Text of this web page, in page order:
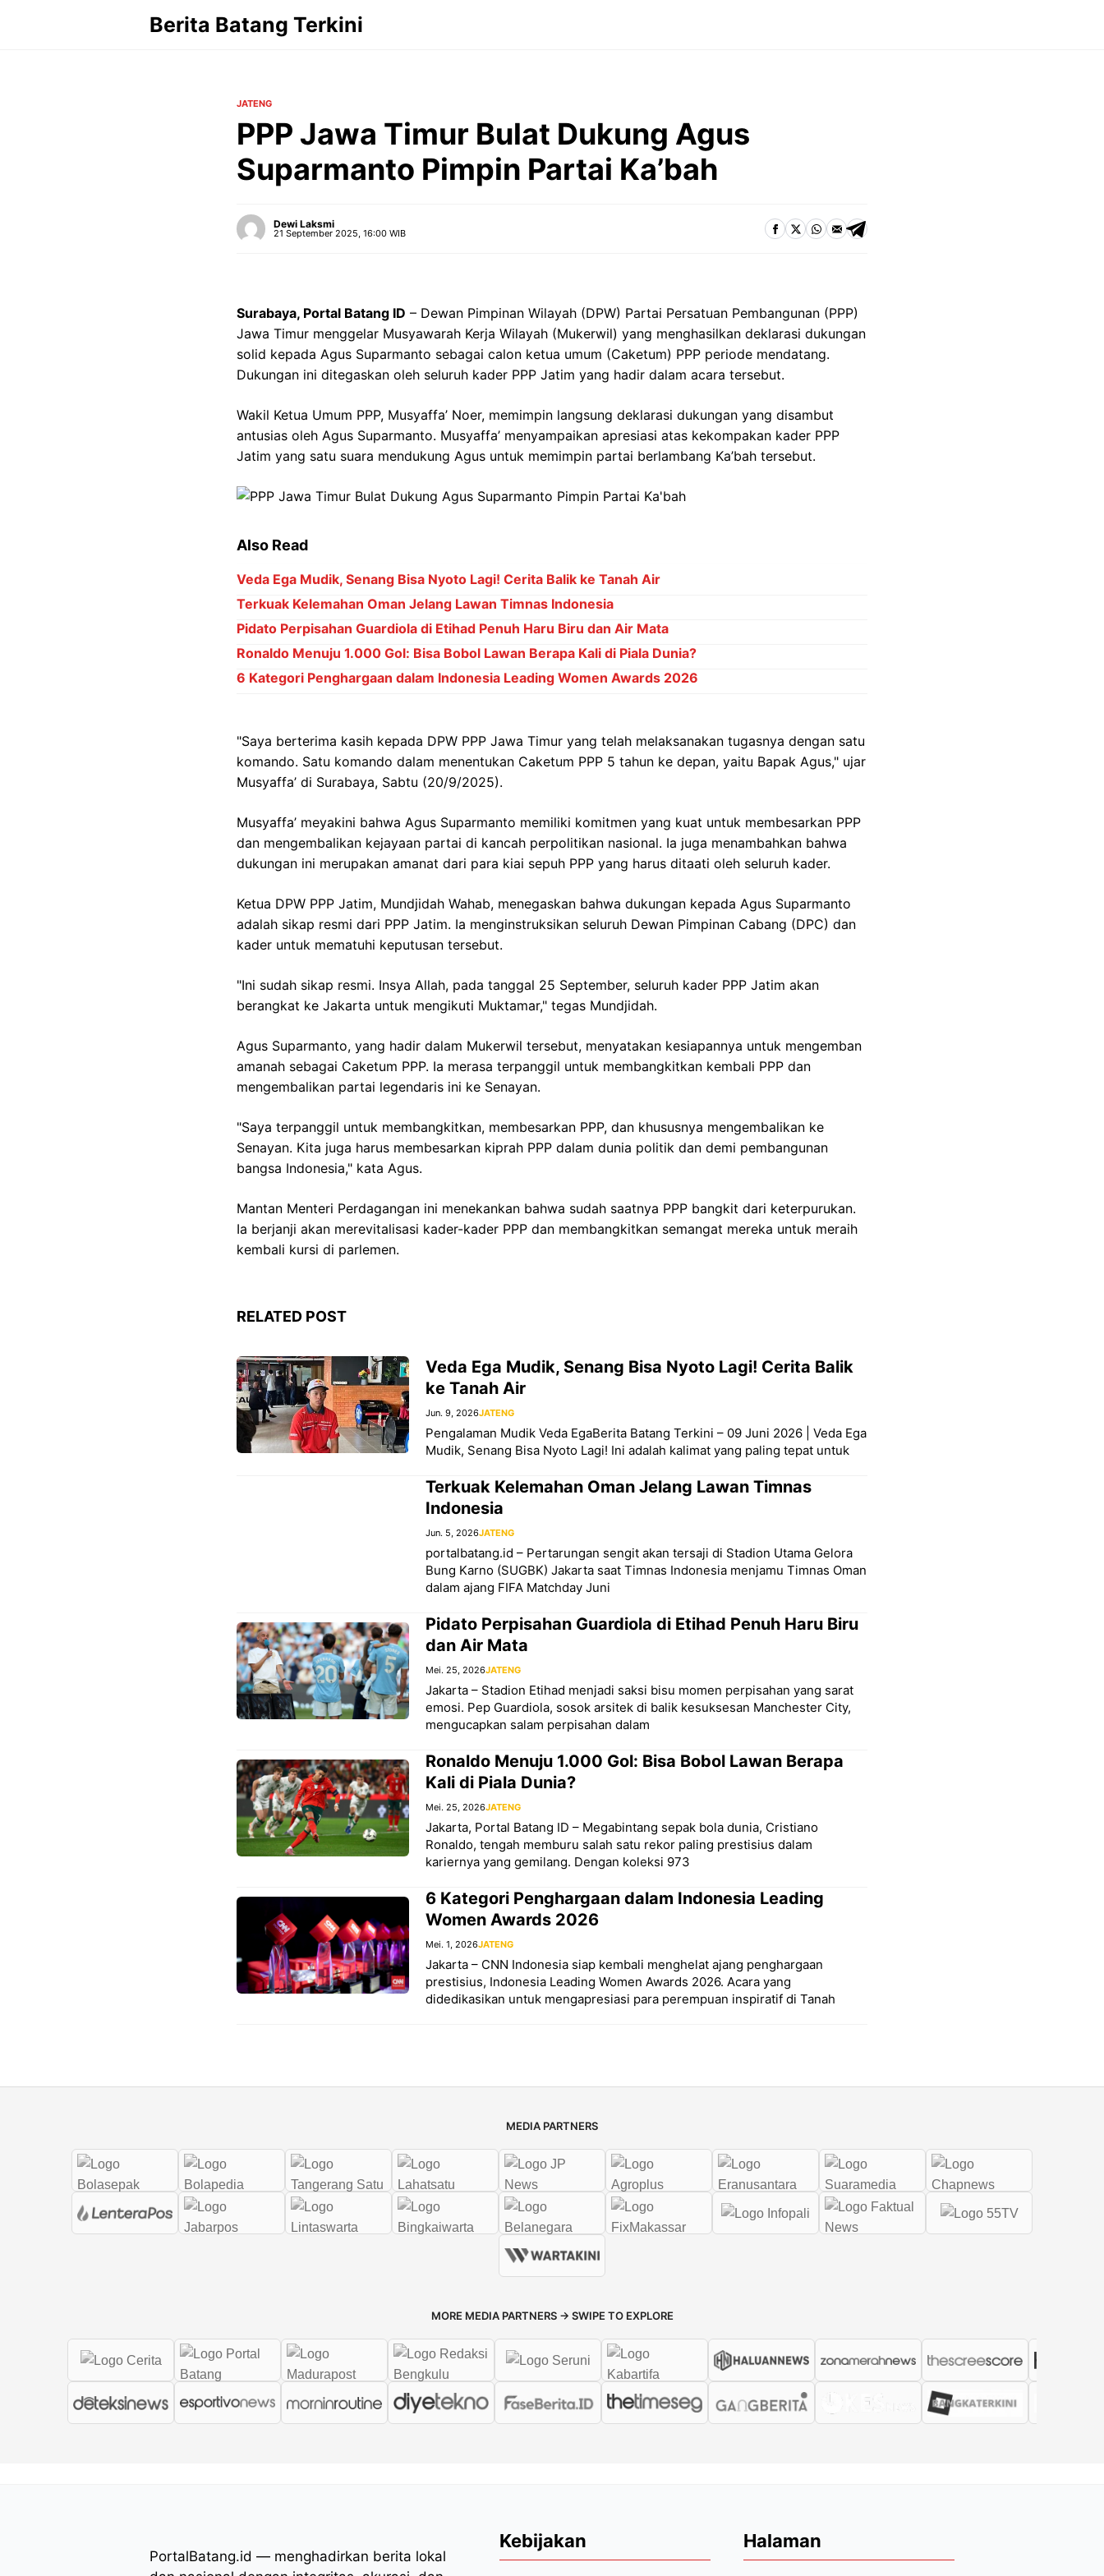
Berita Batang Terkini
JATENG
PPP Jawa Timur Bulat Dukung Agus
Suparmanto Pimpin Partai Ka’bah
Dewi Laksmi
21 September 2025, 16:00 WIB
Surabaya, Portal Batang ID – Dewan Pimpinan Wilayah (DPW) Partai Persatuan Pembangunan (PPP)
Jawa Timur menggelar Musyawarah Kerja Wilayah (Mukerwil) yang menghasilkan deklarasi dukungan
solid kepada Agus Suparmanto sebagai calon ketua umum (Caketum) PPP periode mendatang.
Dukungan ini ditegaskan oleh seluruh kader PPP Jatim yang hadir dalam acara tersebut.
Wakil Ketua Umum PPP, Musyaffa’ Noer, memimpin langsung deklarasi dukungan yang disambut
antusias oleh Agus Suparmanto. Musyaffa’ menyampaikan apresiasi atas kekompakan kader PPP
Jatim yang satu suara mendukung Agus untuk memimpin partai berlambang Ka’bah tersebut.
Also Read
Veda Ega Mudik, Senang Bisa Nyoto Lagi! Cerita Balik ke Tanah Air
Terkuak Kelemahan Oman Jelang Lawan Timnas Indonesia
Pidato Perpisahan Guardiola di Etihad Penuh Haru Biru dan Air Mata
Ronaldo Menuju 1.000 Gol: Bisa Bobol Lawan Berapa Kali di Piala Dunia?
6 Kategori Penghargaan dalam Indonesia Leading Women Awards 2026
"Saya berterima kasih kepada DPW PPP Jawa Timur yang telah melaksanakan tugasnya dengan satu
komando. Satu komando dalam menentukan Caketum PPP 5 tahun ke depan, yaitu Bapak Agus," ujar
Musyaffa’ di Surabaya, Sabtu (20/9/2025).
Musyaffa’ meyakini bahwa Agus Suparmanto memiliki komitmen yang kuat untuk membesarkan PPP
dan mengembalikan kejayaan partai di kancah perpolitikan nasional. Ia juga menambahkan bahwa
dukungan ini merupakan amanat dari para kiai sepuh PPP yang harus ditaati oleh seluruh kader.
Ketua DPW PPP Jatim, Mundjidah Wahab, menegaskan bahwa dukungan kepada Agus Suparmanto
adalah sikap resmi dari PPP Jatim. Ia menginstruksikan seluruh Dewan Pimpinan Cabang (DPC) dan
kader untuk mematuhi keputusan tersebut.
"Ini sudah sikap resmi. Insya Allah, pada tanggal 25 September, seluruh kader PPP Jatim akan
berangkat ke Jakarta untuk mengikuti Muktamar," tegas Mundjidah.
Agus Suparmanto, yang hadir dalam Mukerwil tersebut, menyatakan kesiapannya untuk mengemban
amanah sebagai Caketum PPP. Ia merasa terpanggil untuk membangkitkan kembali PPP dan
mengembalikan partai legendaris ini ke Senayan.
"Saya terpanggil untuk membangkitkan, membesarkan PPP, dan khususnya mengembalikan ke
Senayan. Kita juga harus membesarkan kiprah PPP dalam dunia politik dan demi pembangunan
bangsa Indonesia," kata Agus.
Mantan Menteri Perdagangan ini menekankan bahwa sudah saatnya PPP bangkit dari keterpurukan.
Ia berjanji akan merevitalisasi kader-kader PPP dan membangkitkan semangat mereka untuk meraih
kembali kursi di parlemen.
RELATED POST
Veda Ega Mudik, Senang Bisa Nyoto Lagi! Cerita Balik
ke Tanah Air
Jun. 9, 2026JATENG
Pengalaman Mudik Veda EgaBerita Batang Terkini – 09 Juni 2026 | Veda Ega
Mudik, Senang Bisa Nyoto Lagi! Ini adalah kalimat yang paling tepat untuk
Terkuak Kelemahan Oman Jelang Lawan Timnas
Indonesia
Jun. 5, 2026JATENG
portalbatang.id – Pertarungan sengit akan tersaji di Stadion Utama Gelora
Bung Karno (SUGBK) Jakarta saat Timnas Indonesia menjamu Timnas Oman
dalam ajang FIFA Matchday Juni
Pidato Perpisahan Guardiola di Etihad Penuh Haru Biru
dan Air Mata
Mei. 25, 2026JATENG
Jakarta – Stadion Etihad menjadi saksi bisu momen perpisahan yang sarat
emosi. Pep Guardiola, sosok arsitek di balik kesuksesan Manchester City,
mengucapkan salam perpisahan dalam
Ronaldo Menuju 1.000 Gol: Bisa Bobol Lawan Berapa
Kali di Piala Dunia?
Mei. 25, 2026JATENG
Jakarta, Portal Batang ID – Megabintang sepak bola dunia, Cristiano
Ronaldo, tengah memburu salah satu rekor paling prestisius dalam
kariernya yang gemilang. Dengan koleksi 973
6 Kategori Penghargaan dalam Indonesia Leading
Women Awards 2026
Mei. 1, 2026JATENG
Jakarta – CNN Indonesia siap kembali menghelat ajang penghargaan
prestisius, Indonesia Leading Women Awards 2026. Acara yang
didedikasikan untuk mengapresiasi para perempuan inspiratif di Tanah
MEDIA PARTNERS
MORE MEDIA PARTNERS → SWIPE TO EXPLORE
PortalBatang.id — menghadirkan berita lokal
Kebijakan Halaman